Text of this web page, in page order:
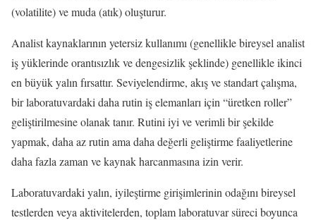
(volatilite) ve muda (atık) oluşturur.
Analist kaynaklarının yetersiz kullanımı (genellikle bireysel analist
iş yüklerinde orantısızlık ve dengesizlik şeklinde) genellikle ikinci
en büyük yalın fırsattır. Seviyelendirme, akış ve standart çalışma,
bir laboratuvardaki daha rutin iş elemanları için “üretken roller”
geliştirilmesine olanak tanır. Rutini iyi ve verimli bir şekilde
yapmak, daha az rutin ama daha değerli geliştirme faaliyetlerine
daha fazla zaman ve kaynak harcanmasına izin verir.
Laboratuvardaki yalın, iyileştirme girişimlerinin odağını bireysel
testlerden veya aktivitelerden, toplam laboratuvar süreci boyunca